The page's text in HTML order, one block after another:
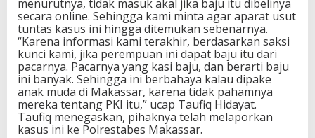
menurutnya, tidak masuk akal jika baju itu dibelinya
secara online. Sehingga kami minta agar aparat usut
tuntas kasus ini hingga ditemukan sebenarnya.
“Karena informasi kami terakhir, berdasarkan saksi
kunci kami, jika perempuan ini dapat baju itu dari
pacarnya. Pacarnya yang kasi baju, dan berarti baju
ini banyak. Sehingga ini berbahaya kalau dipake
anak muda di Makassar, karena tidak pahamnya
mereka tentang PKI itu,” ucap Taufiq Hidayat.
Taufiq menegaskan, pihaknya telah melaporkan
kasus ini ke Polrestabes Makassar.